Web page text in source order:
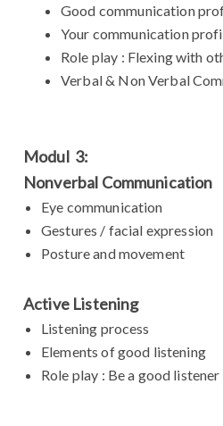
Good communication
Your communication
Role play : Flexing with
Verbal & Non Verbal
Modul 3:
Nonverbal Communication
Eye communication
Gestures / facial expression
Posture and movement
Active Listening
Listening process
Elements of good listening
Role play : Be a good listener